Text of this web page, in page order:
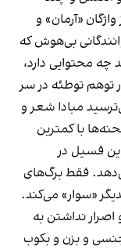
«آرمان» و
بی‌هوش که
محتوایی دارد،
توهم توطئه در سر
مبادا شعر و
با کمترین
فسیل در
فقط برگ‌های
«سوار» می‌کند.
اصرار نداشتن به
و بزن و بکوب